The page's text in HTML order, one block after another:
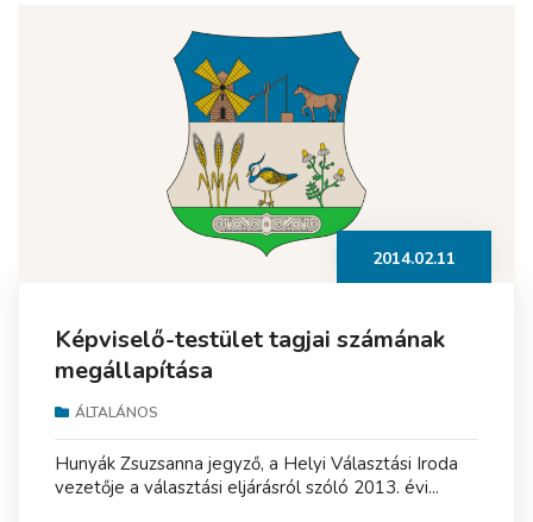
2014.02.11
Képviselő-testület tagjai számának
megállapítása
ÁLTALÁNOS
Hunyák Zsuzsanna jegyző, a Helyi Választási Iroda
vezetője a választási eljárásról szóló 2013. évi...